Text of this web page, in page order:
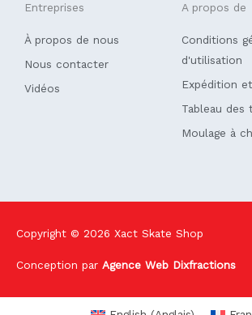
Entreprises
À propos de nous
Nous contacter
Vidéos
A propos de
Conditions
d'utilisation
Expédition
Tableau des
Moulage à
Copyright © 2026 Xact Skate Shop
Conception par Agence Web Dixfractions